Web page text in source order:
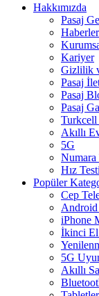
Hakkımızda
Pasaj
Kariyer
Gizlilik
Pasaj
Pasaj
Pasaj
Akıllı
5G
Numara
Hız Testi
Popüler
Cep
iPhone
İkinci El
5G
Akıllı